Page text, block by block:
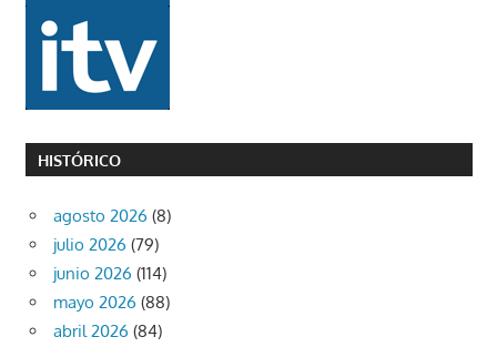
HISTÓRICO
agosto 2026 (8)
julio 2026 (79)
junio 2026 (114)
mayo 2026 (88)
abril 2026 (84)